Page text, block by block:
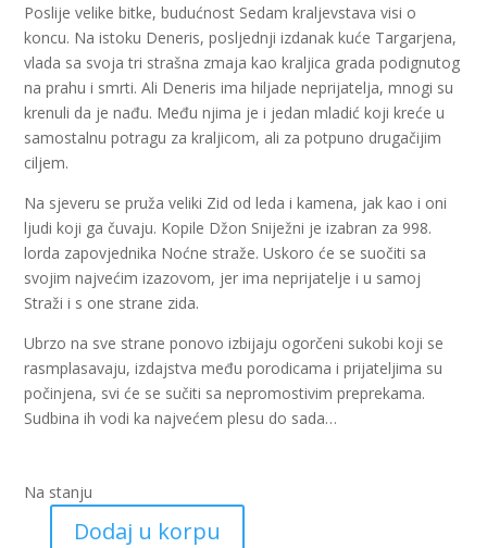
Poslije velike bitke, budućnost Sedam kraljevstava visi o
koncu. Na istoku Deneris, posljednji izdanak kuće Targarjena,
vlada sa svoja tri strašna zmaja kao kraljica grada podignutog
na prahu i smrti. Ali Deneris ima hiljade neprijatelja, mnogi su
krenuli da je nađu. Među njima je i jedan mladić koji kreće u
samostalnu potragu za kraljicom, ali za potpuno drugačijim
ciljem.
Na sjeveru se pruža veliki Zid od leda i kamena, jak kao i oni
ljudi koji ga čuvaju. Kopile Džon Sniježni je izabran za 998.
lorda zapovjednika Noćne straže. Uskoro će se suočiti sa
svojim najvećim izazovom, jer ima neprijatelje i u samoj
Straži i s one strane zida.
Ubrzo na sve strane ponovo izbijaju ogorčeni sukobi koji se
rasmplasavaju, izdajstva među porodicama i prijateljima su
počinjena, svi će se sučiti sa nepromostivim preprekama.
Sudbina ih vodi ka najvećem plesu do sada…
Na stanju
Dodaj u korpu